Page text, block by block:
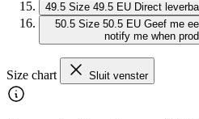
49.5 Size 49.5 EU Direct
50.5 Size 50.5 EU Geef me
notify me when
Size chart Sluit venster